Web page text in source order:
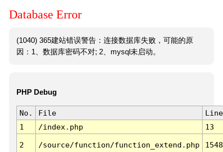
Database Error
(1040) 365建站错误警告：连接数据库失败，可能的原
因：1、数据库密码不对; 2、mysql未启动。
PHP Debug
No. File
Line
1
/index.php 13
2 /source/function/function_extend.php 1548